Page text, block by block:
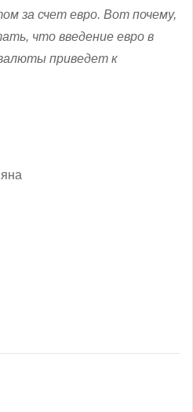
за счет евро. Вот почему,
что введение евро в
приведет к